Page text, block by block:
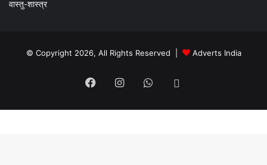
वास्तु-शास्त्र
© Copyright 2026, All Rights Reserved | Adverts India
FacebookInstagramWhatsApp